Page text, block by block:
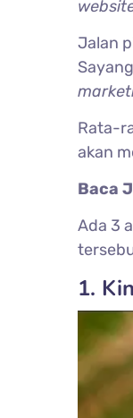
Jalan
Rata-
akan
Baca
Ada 3
1.